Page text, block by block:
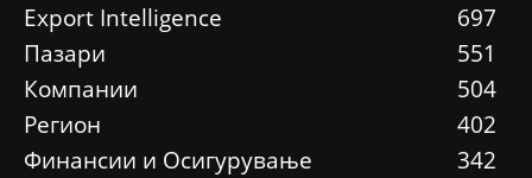
Еxport Intelligence
697
Пазари
551
Компании
504
Регион
402
Финансии и Осигурување
342